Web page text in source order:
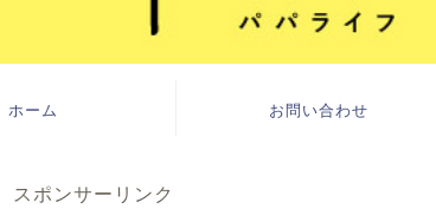
ホーム お問い合わせ
スポンサーリンク